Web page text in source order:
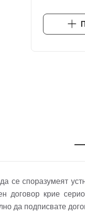
се споразумеят
договор крие
да подписвате